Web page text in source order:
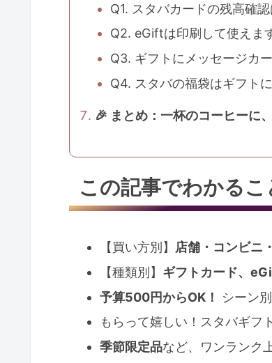
Q1. スタバカードの残高確
Q2. eGiftは印刷して使えま
Q3. ギフトにメッセージカ
Q4. スタバの福袋はギフト
🎉 まとめ：一杯のコーヒーに
この記事でわかるこ
【買い方別】 店舗・コンビニ
【種類別】 ギフトカード、
予算500円からOK！
シーン
もらって嬉しい！スタバギフ
季節限定品など、ワンランク